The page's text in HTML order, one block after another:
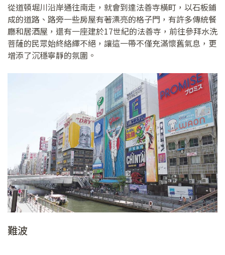
從道頓堀川沿岸通往南走，就會到達法善寺橫町，以石板鋪
成的道路、路旁一些房屋有著漂亮的格子門，有許多傳統餐
廳和居酒屋，還有一座建於17世紀的法善寺，前往參拜水洗
菩薩的民眾始終絡繹不絕，讓這一帶不僅充滿懷舊氣息，更
增添了沉穩寧靜的氛圍。
難波